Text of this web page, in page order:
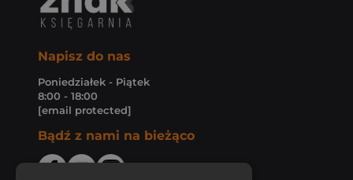
Napisz do nas
Poniedziałek - Piątek
8:00 - 18:00
[email protected]
Bądź z nami na bieżąco